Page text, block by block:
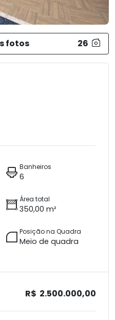
fotos 26
Banheiros
6
Área total
350,00 m²
Posição na Quadra
Meio de quadra
R$ 2.500.000,00